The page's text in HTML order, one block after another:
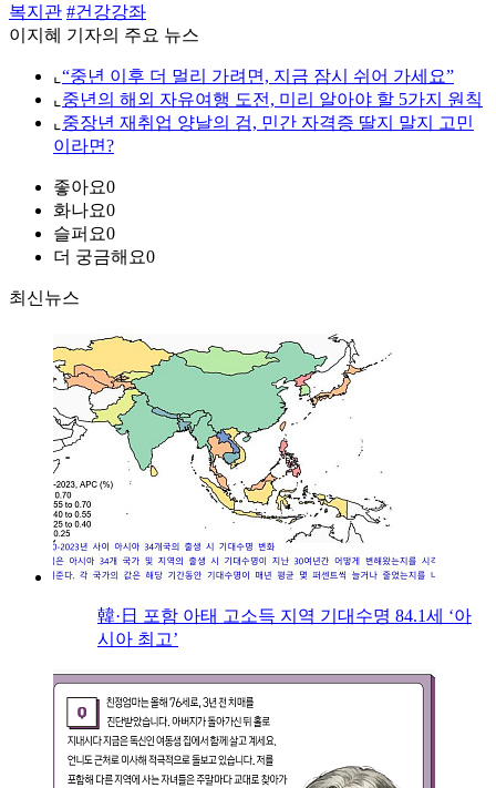
복지관 #건강강좌
이지혜 기자의 주요 뉴스
⌞ “중년 이후 더 멀리 가려면, 지금 잠시 쉬어 가세요”
⌞ 중년의 해외 자유여행 도전, 미리 알아야 할 5가지 원칙
⌞ 중장년 재취업 양날의 검, 민간 자격증 딸지 말지 고민
이라면?
좋아요0
화나요0
슬퍼요0
더 궁금해요0
최신뉴스
韓·日 포함 아태 고소득 지역 기대수명 84.1세 ‘아
시아 최고’